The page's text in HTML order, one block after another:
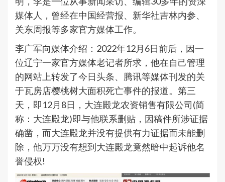
媒体人，曾经在中国经营报、新华社吉林内参、
关东周报等多家官方媒体工作。
李广军向媒体介绍：2022年12月6日前后，因一
位辽宁一家官方媒体老记者所求，他在自己管理
的网站上转发了今日头条、腾讯等媒体刊发的关
于瓦房店樱桃树大面积死亡事件的报道。第三
天，即12月8日，大连殿龙农资销售有限公司(简
称：大连殿龙)即与他联系删贴，因稿件所涉证据
确凿，而大连殿龙并没有提供有力证据而未能删
除，他万万没有想到大连殿龙竟然暗中起诉他名
誉侵权!